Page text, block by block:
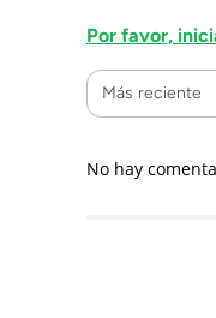
Por favor,
Más reciente
No hay